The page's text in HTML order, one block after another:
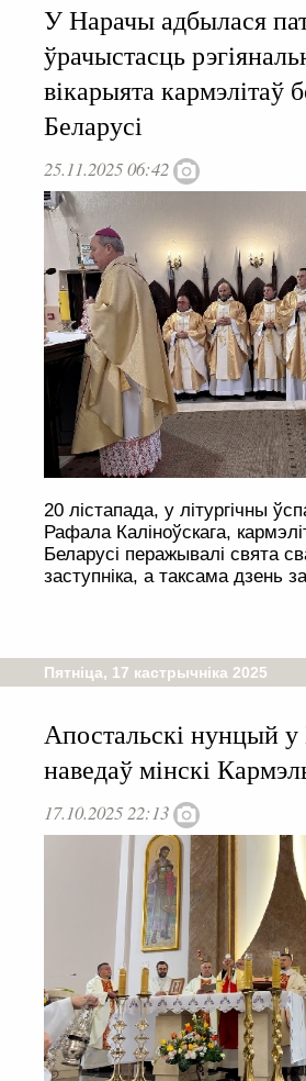
У Нарачы адбылася
ўрачыстасць
вікарыята кармэлітаў
Беларусі
25.11.2025 06:42
20 лістапада, у літургічны
Рафала Каліноўскага,
Беларусі перажывалі свята
заступніка, а таксама дзень
Пятніца, 17 кастрычніка 2025
Апостальскі нунцый у
наведаў мінскі
17.10.2025 22:13